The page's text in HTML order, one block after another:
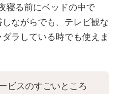
寝る前にベッドの中で
ながらでも、テレビ観な
ラしている時でも使えま
ビスのすごいところ